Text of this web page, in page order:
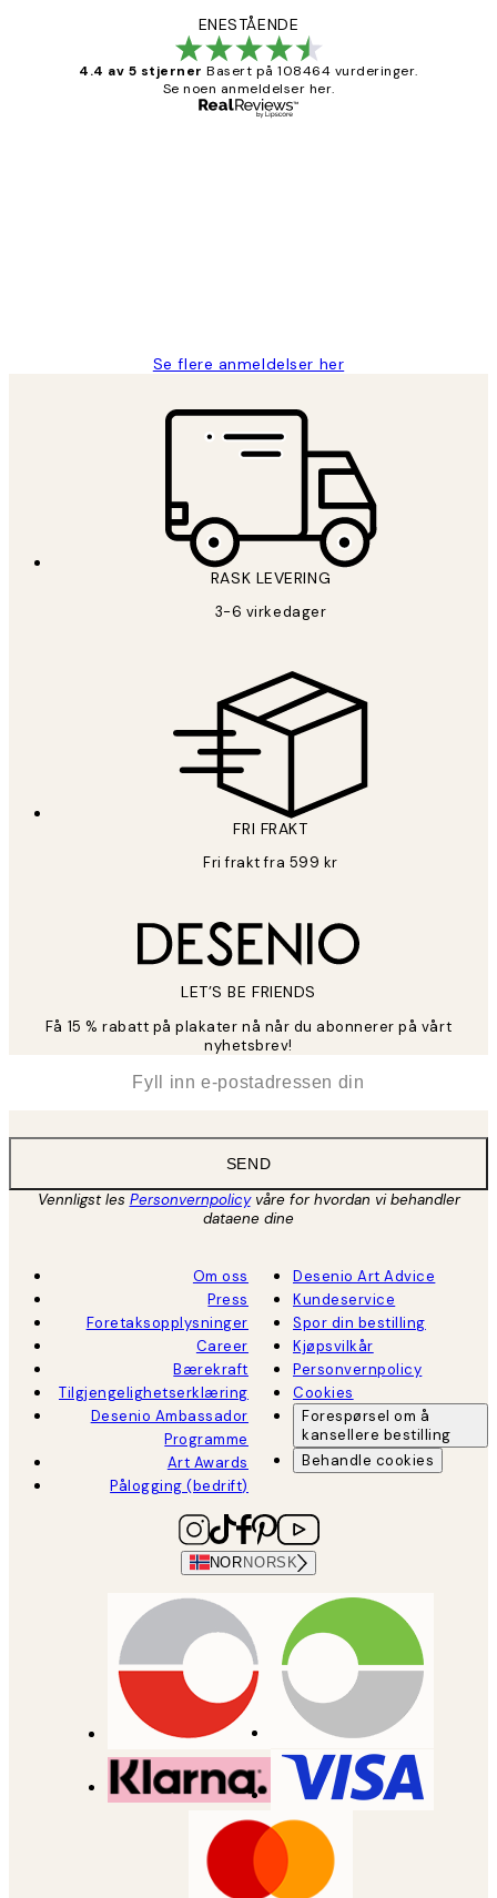
ENESTÅENDE
4.4 av 5 stjerner Basert på 108464 vurderinger.
Se noen anmeldelser her.
Se flere anmeldelser her
RASK LEVERING
3-6 virkedager
FRI FRAKT
Fri frakt fra 599 kr
LET’S BE FRIENDS
Få 15 % rabatt på plakater nå når du abonnerer på vårt
nyhetsbrev!
SEND
Vennligst les Personvernpolicyvåre for hvordan vi behandler
dataene dine
Om oss
Press
Foretaksopplysninger
Career
Bærekraft
Tilgjengelighetserklæring
Desenio Ambassador
Programme
Art Awards
Pålogging (bedrift)
Desenio Art Advice
Kundeservice
Spor din bestilling
Kjøpsvilkår
Personvernpolicy
Cookies
Forespørsel om å
kansellere bestilling
Behandle cookies
NOR NORSK